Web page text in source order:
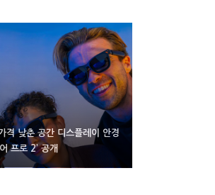
격 낮춘 공간 디스플레이 안경
프로 2’ 공개
치 아이폰18 프로세서 패키징
대기 중
형 스피커 준비하는 오픈AI